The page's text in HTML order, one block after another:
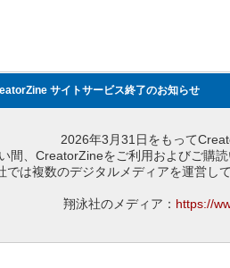
サイトサービス終了のお知らせ
2026年3月31日をもって
間、CreatorZineをご利用およびご購
では複数のデジタルメディアを運営し
翔泳社のメディア： https://